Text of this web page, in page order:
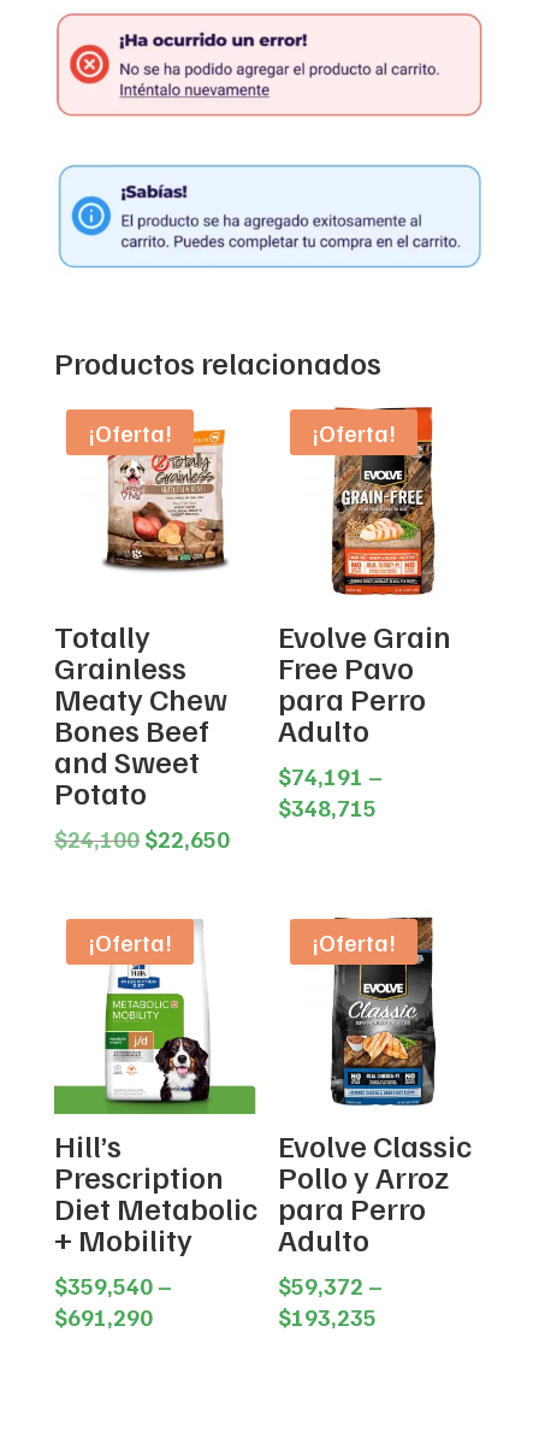
Productos relacionados
¡Oferta!
Totally
Grainless
Meaty Chew
Bones Beef
and Sweet
Potato
$24,100 Original
$24,100.
$22,650Current
¡Oferta!
Evolve Grain
Free Pavo
para Perro
Adulto
$74,191 –
$348,715
$348,715
¡Oferta!
Hill’s
Prescription
Diet Metabolic
+ Mobility
$359,540 –
$691,290Price
¡Oferta!
Evolve Classic
Pollo y Arroz
para Perro
Adulto
$59,372 –
$193,235